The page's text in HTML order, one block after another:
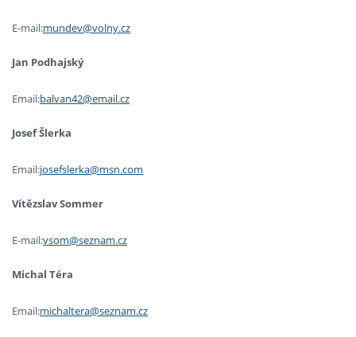
E-mail:mundev@volny.cz
Jan Podhajský
Email:balvan42@email.cz
Josef Šlerka
Email:josefslerka@msn.com
Vítězslav Sommer
E-mail:vsom@seznam.cz
Michal Téra
Email:michaltera@seznam.cz